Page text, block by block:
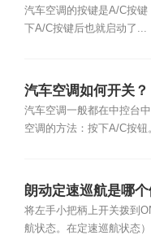
汽车空调的按键是A/C按
下A/C按键后也就启动了...
汽车空调如何开关？
汽车空调一般都在中控台
空调的方法：按下A/C按钮
朗动定速巡航是哪个
将左手小把柄上开关拨到
航状态。在定速巡航状态